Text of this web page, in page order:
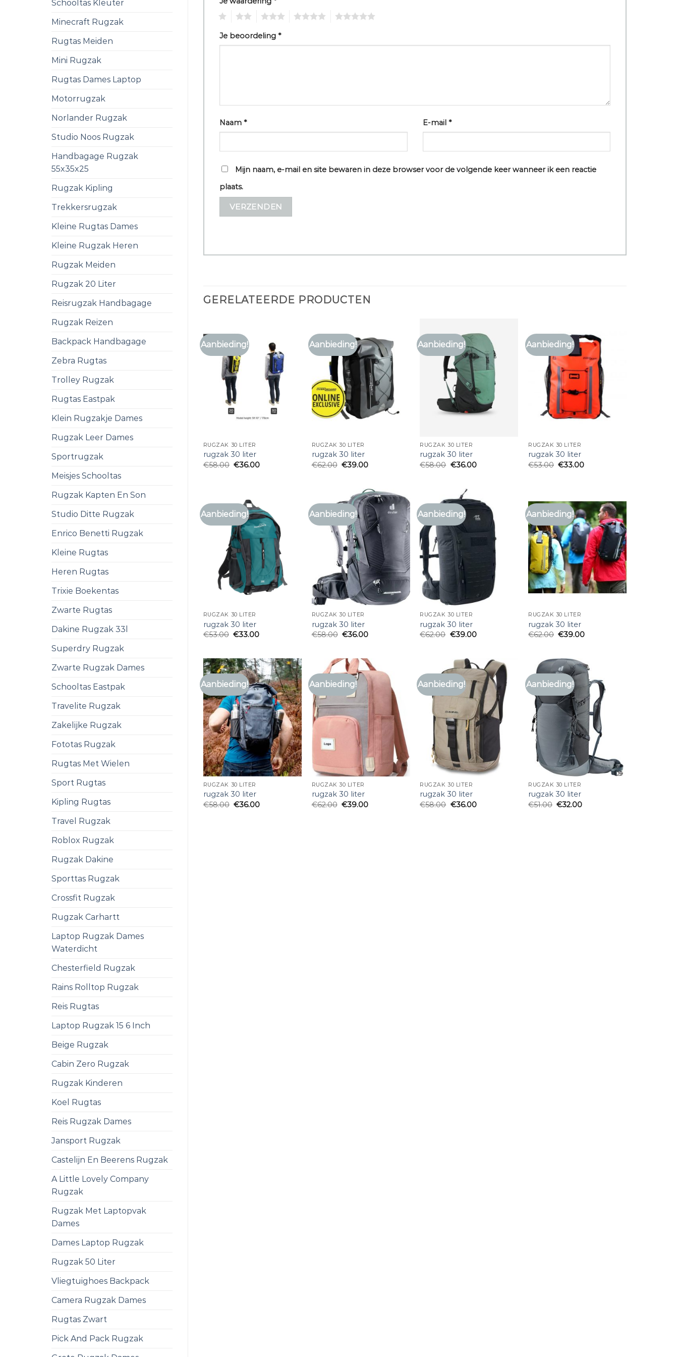
Schooltas Kleuter
Minecraft Rugzak
Rugtas Meiden
Mini Rugzak
Rugtas Dames Laptop
Motorrugzak
Norlander Rugzak
Studio Noos Rugzak
Handbagage Rugzak
55x35x25
Rugzak Kipling
Trekkersrugzak
Kleine Rugtas Dames
Kleine Rugzak Heren
Rugzak Meiden
Rugzak 20 Liter
Reisrugzak Handbagage
Rugzak Reizen
Backpack Handbagage
Zebra Rugtas
Trolley Rugzak
Rugtas Eastpak
Klein Rugzakje Dames
Rugzak Leer Dames
Sportrugzak
Meisjes Schooltas
Rugzak Kapten En Son
Studio Ditte Rugzak
Enrico Benetti Rugzak
Kleine Rugtas
Heren Rugtas
Trixie Boekentas
Zwarte Rugtas
Dakine Rugzak 33l
Superdry Rugzak
Zwarte Rugzak Dames
Schooltas Eastpak
Travelite Rugzak
Zakelijke Rugzak
Fototas Rugzak
Rugtas Met Wielen
Sport Rugtas
Kipling Rugtas
Travel Rugzak
Roblox Rugzak
Rugzak Dakine
Sporttas Rugzak
Crossfit Rugzak
Rugzak Carhartt
Laptop Rugzak Dames
Waterdicht
Chesterfield Rugzak
Rains Rolltop Rugzak
Reis Rugtas
Laptop Rugzak 15 6 Inch
Beige Rugzak
Cabin Zero Rugzak
Rugzak Kinderen
Koel Rugtas
Reis Rugzak Dames
Jansport Rugzak
Castelijn En Beerens Rugzak
A Little Lovely Company
Rugzak
Rugzak Met Laptopvak
Dames
Dames Laptop Rugzak
Rugzak 50 Liter
Vliegtuighoes Backpack
Camera Rugzak Dames
Rugtas Zwart
Pick And Pack Rugzak
Je beoordeling *
Naam * E-mail *
Mijn naam, e-mail en site bewaren in deze browser voor de volgende keer wanneer ik een reactie
plaats.
GERELATEERDE PRODUCTEN
Aanbieding!
RUGZAK 30 LITER
rugzak 30 liter
€58.00 €36.00
Aanbieding!
RUGZAK 30 LITER
rugzak 30 liter
€62.00 €39.00
Aanbieding!
RUGZAK 30 LITER
rugzak 30 liter
€58.00 €36.00
Aanbieding!
RUGZAK 30 LITER
rugzak 30 liter
€53.00 €33.00
Aanbieding!
RUGZAK 30 LITER
rugzak 30 liter
€53.00 €33.00
Aanbieding!
RUGZAK 30 LITER
rugzak 30 liter
€58.00 €36.00
Aanbieding!
RUGZAK 30 LITER
rugzak 30 liter
€62.00 €39.00
Aanbieding!
RUGZAK 30 LITER
rugzak 30 liter
€62.00 €39.00
Aanbieding!
RUGZAK 30 LITER
rugzak 30 liter
€58.00 €36.00
Aanbieding!
RUGZAK 30 LITER
rugzak 30 liter
€62.00 €39.00
Aanbieding!
RUGZAK 30 LITER
rugzak 30 liter
€58.00 €36.00
Aanbieding!
RUGZAK 30 LITER
rugzak 30 liter
€51.00 €32.00